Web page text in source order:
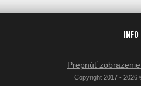
INFO
Prepnúť
Copyright 2017 - 2026